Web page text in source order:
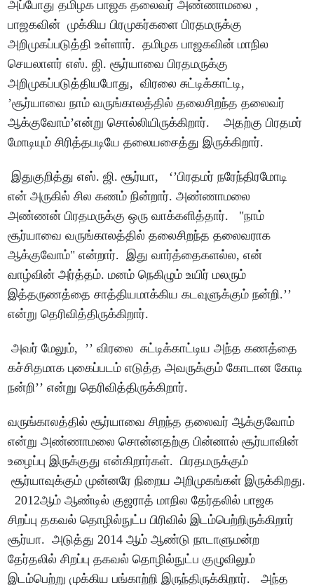
அப்போது தமிழக பாஜக தலைவர் அண்ணாமலை ,
பாஜகவின் முக்கிய பிரமுகர்களை பிரதமருக்கு
அறிமுகப்படுத்தி உள்ளார். தமிழக பாஜகவின் மாநில
செயலாளர் எஸ். ஜி. சூர்யாவை பிரதமருக்கு
அறிமுகப்படுத்தியபோது, விரலை சுட்டிக்காட்டி,
’சூர்யாவை நாம் வருங்காலத்தில் தலைசிறந்த தலைவர்
ஆக்குவோம்’என்று சொல்லியிருக்கிறார். அதற்கு பிரதமர்
மோடியும் சிரித்தபடியே தலையசைத்து இருக்கிறார்.
இதுகுறித்து எஸ். ஜி. சூர்யா, ‘’பிரதமர் நரேந்திரமோடி
என் அருகில் சில கணம் நின்றார். அண்ணாமலை
அண்ணன் பிரதமருக்கு ஒரு வாக்களித்தார். "நாம்
சூர்யாவை வருங்காலத்தில் தலைசிறந்த தலைவராக
ஆக்குவோம்" என்றார். இது வார்த்தைகளல்ல, என்
வாழ்வின் அர்த்தம். மனம் நெகிழும் உயிர் மலரும்
இத்தருணத்தை சாத்தியமாக்கிய கடவுளுக்கும் நன்றி.’’
என்று தெரிவித்திருக்கிறார்.
அவர் மேலும், ’’ விரலை சுட்டிக்காட்டிய அந்த கணத்தை
கச்சிதமாக புகைப்படம் எடுத்த அவருக்கும் கோடான கோடி
நன்றி’’ என்று தெரிவித்திருக்கிறார்.
வருங்காலத்தில் சூர்யாவை சிறந்த தலைவர் ஆக்குவோம்
என்று அண்ணாமலை சொன்னதற்கு பின்னால் சூர்யாவின்
உழைப்பு இருக்குது என்கிறார்கள். பிரதமருக்கும்
சூர்யாவுக்கும் முன்னரே நிறைய அறிமுகங்கள் இருக்கிறது.
2012ஆம் ஆண்டில் குஜராத் மாநில தேர்தலில் பாஜக
சிறப்பு தகவல் தொழில்நுட்ப பிரிவில் இடம்பெற்றிருக்கிறார்
சூர்யா. அடுத்து 2014 ஆம் ஆண்டு நாடாளுமன்ற
தேர்தலில் சிறப்பு தகவல் தொழில்நுட்ப குழுவிலும்
இடம்பெற்று முக்கிய பங்காற்றி இருந்திருக்கிறார். அந்த